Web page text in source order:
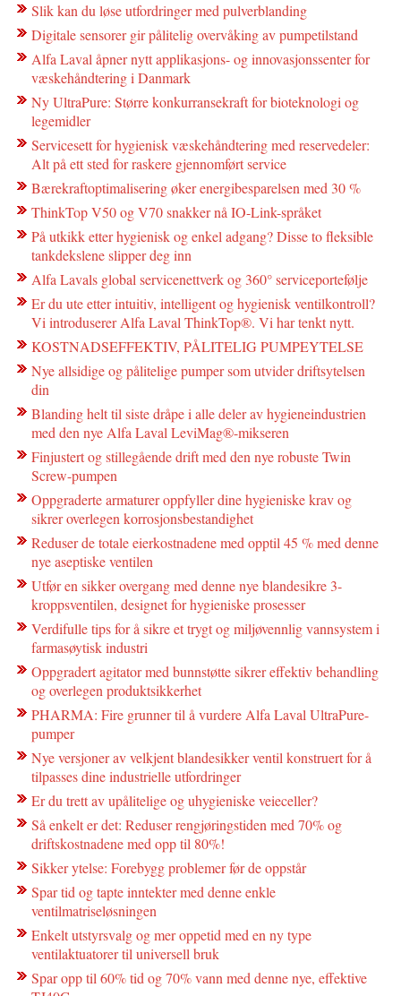
Slik kan du løse utfordringer med pulverblanding
Digitale sensorer gir pålitelig overvåking av pumpetilstand
Alfa Laval åpner nytt applikasjons- og innovasjonssenter for
væskehåndtering i Danmark
Ny UltraPure: Større konkurransekraft for bioteknologi og
legemidler
Servicesett for hygienisk væskehåndtering med reservedeler:
Alt på ett sted for raskere gjennomført service
Bærekraftoptimalisering øker energibesparelsen med 30 %
ThinkTop V50 og V70 snakker nå IO-Link-språket
På utkikk etter hygienisk og enkel adgang? Disse to fleksible
tankdekslene slipper deg inn
Alfa Lavals global servicenettverk og 360° serviceportefølje
Er du ute etter intuitiv, intelligent og hygienisk ventilkontroll?
Vi introduserer Alfa Laval ThinkTop®. Vi har tenkt nytt.
KOSTNADSEFFEKTIV, PÅLITELIG PUMPEYTELSE
Nye allsidige og pålitelige pumper som utvider driftsytelsen
din
Blanding helt til siste dråpe i alle deler av hygieneindustrien
med den nye Alfa Laval LeviMag®-mikseren
Finjustert og stillegående drift med den nye robuste Twin
Screw-pumpen
Oppgraderte armaturer oppfyller dine hygieniske krav og
sikrer overlegen korrosjonsbestandighet
Reduser de totale eierkostnadene med opptil 45 % med denne
nye aseptiske ventilen
Utfør en sikker overgang med denne nye blandesikre 3-
kroppsventilen, designet for hygieniske prosesser
Verdifulle tips for å sikre et trygt og miljøvennlig vannsystem i
farmasøytisk industri
Oppgradert agitator med bunnstøtte sikrer effektiv behandling
og overlegen produktsikkerhet
PHARMA: Fire grunner til å vurdere Alfa Laval UltraPure-
pumper
Nye versjoner av velkjent blandesikker ventil konstruert for å
tilpasses dine industrielle utfordringer
Er du trett av upålitelige og uhygieniske veieceller?
Så enkelt er det: Reduser rengjøringstiden med 70% og
driftskostnadene med opp til 80%!
Sikker ytelse: Forebygg problemer før de oppstår
Spar tid og tapte inntekter med denne enkle
ventilmatriseløsningen
Enkelt utstyrsvalg og mer oppetid med en ny type
ventilaktuatorer til universell bruk
Spar opp til 60% tid og 70% vann med denne nye, effektive